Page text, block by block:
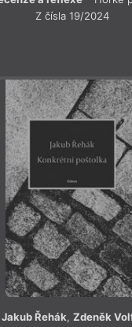
Z čísla 19/2024
Jakub Řehák, Zdeněk